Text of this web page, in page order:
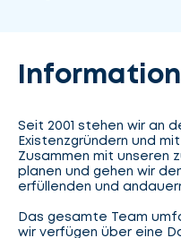
Seit 2001 stehen wir an
Existenzgründern und
Zusammen mit unseren
planen und gehen wir
erfüllenden und
Das gesamte Team
wir verfügen über eine